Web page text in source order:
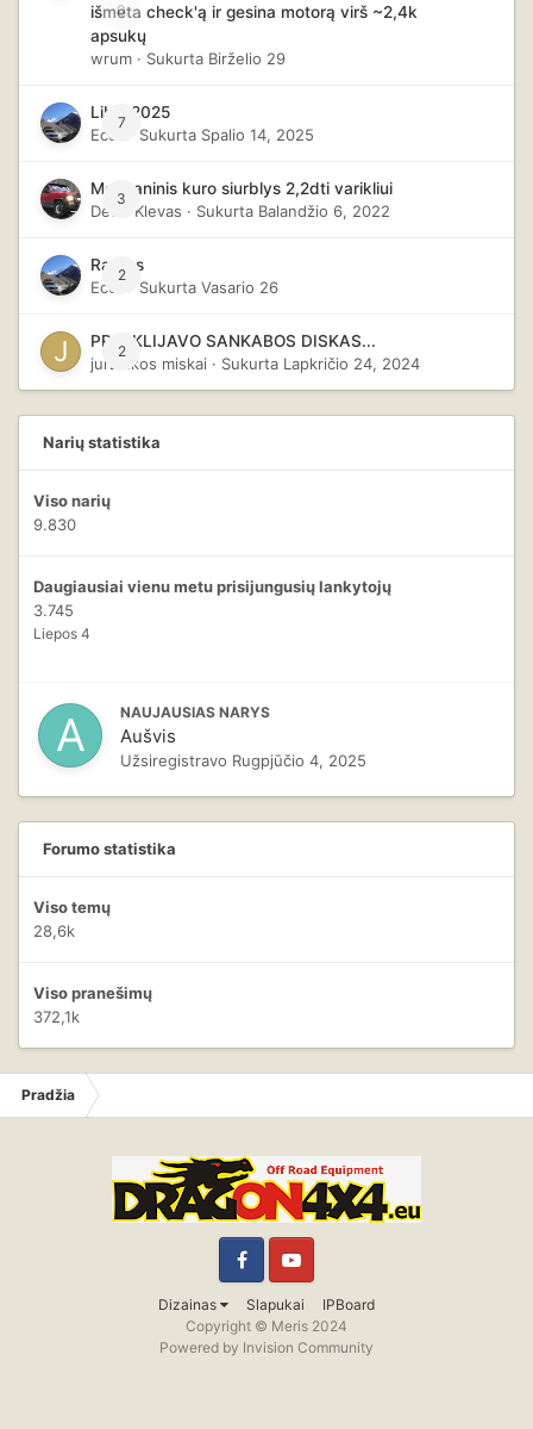
0
išmeta check'ą ir gesina motorą virš ~2,4k
apsukų
wrum · Sukurta Birželio 29
7
Libija2025
Eccc
· Sukurta Spalio 14, 2025
3
Mechaninis kuro siurblys 2,2dti varikliui
Dėdė Klevas · Sukurta Balandžio 6, 2022
2
Raktas
Eccc
· Sukurta Vasario 26
2
PRISIKLIJAVO SANKABOS DISKAS...
jurzdikos miskai · Sukurta Lapkričio 24, 2024
Narių statistika
Viso narių
9.830
Daugiausiai vienu metu prisijungusių lankytojų
3.745
Liepos 4
NAUJAUSIAS NARYS
Aušvis
Užsiregistravo Rugpjūčio 4, 2025
Forumo statistika
Viso temų
28,6k
Viso pranešimų
372,1k
Pradžia
Dizainas Slapukai IPBoard
FacebookYouTube
Copyright © Meris 2024
Powered by Invision Community